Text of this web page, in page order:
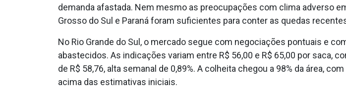
demanda afastada. Nem mesmo as preocupações com clima adverso
Grosso do Sul e Paraná foram suficientes para conter as quedas
No Rio Grande do Sul, o mercado segue com negociações pontuais e
abastecidos. As indicações variam entre R$ 56,00 e R$ 65,00 por saca,
de R$ 58,76, alta semanal de 0,89%. A colheita chegou a 98% da área,
acima das estimativas iniciais.